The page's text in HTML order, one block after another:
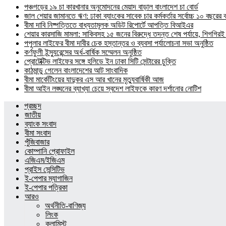
পঞ্চগড়ের ১৯ চা কারখানার অনুমোদনের মেয়াদ বাড়াল বাংলাদেশ চা বোর্ড
জাল শেয়ার জামানতে ঋণ: ঢাকা ব্যাংকের সাবেক চার কর্মকর্তার সর্বোচ্চ ১০ বছরের
বীমা দাবি নিষ্পত্তিতে বাধ্যতামূলক অডিট রিপোর্টে আপত্তি বিআইএর
শেয়ার কারসাজি মামলা: সাকিবসহ ১৫ জনের বিরুদ্ধে তদন্ত শেষ পর্যায়ে, শিগগিরই
পপুলার লাইফের বীমা দাবীর চেক হস্তান্তর ও ব্যবসা পর্যালোচনা সভা অনুষ্ঠিত
কর্ণফুলী ইন্স্যুরেন্সের অর্ধ-বার্ষিক সম্মেলন অনুষ্ঠিত
প্রোটেক্টিভ লাইফের সঙ্গে হলিডে ইন ঢাকা সিটি সেন্টারের চুক্তি
কাঠমান্ডু গেলেন বাংলাদেশের আট সাংবাদিক
বীমা মার্কেটিংয়ের যাদুকর এস আর খানের মৃত্যুবার্ষিকী আজ
বীমা আইন লঙ্ঘনের ব্যাখ্যা চেয়ে স্বদেশ লাইফকে কারণ দর্শানোর নোটিশ
প্রচ্ছদ
জাতীয়
ব্যাংক সংবাদ
বীমা সংবাদ
পুঁজিবাজার
কোম্পানি প্রোফাইল
এজিএম/ইজিএম
প্রাইস সেন্সিটিভ
ই-পেপার ম্যাগাজিন
ই-পেপার পত্রিকা
আরও
অর্থনীতি-বাণিজ্য
লিংক
কলামিস্ট